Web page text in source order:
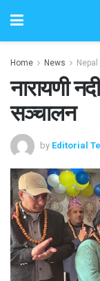
Home News Nepal
नारायणी
सञ्चालन
by Editorial